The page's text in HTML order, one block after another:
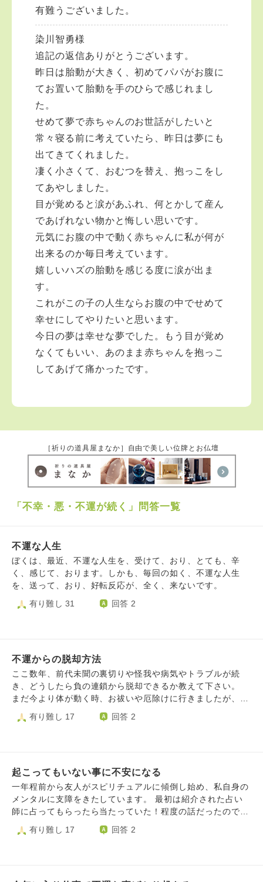
ご了承願います） ※もし少しでも回答がお力になれまし
たら、その感謝のお気持ちを、ご本尊如意輪観世音菩薩
さまへのご志納（布施行）でお願いします。ハスノハ活
動ができるお寺の維持活動に使わせて頂きます。 ゆう
行多気支店（普）221446 名義シュウ．コンゴウザジ
檀信徒・弟子になって一緒に仏教ライフを楽しみません
か？（檀信徒費志納年1万円） 仏教を人生に活かして楽
有難うございました。
染川智勇様
追記の返信ありがとうございます。
昨日は胎動が大きく、初めてパパがお腹に
てお置いて胎動を手のひらで感じれまし
た。
せめて夢で赤ちゃんのお世話がしたいと
常々寝る前に考えていたら、昨日は夢にも
出てきてくれました。
凄く小さくて、おむつを替え、抱っこをし
てあやしました。
目が覚めると涙があふれ、何とかして産ん
であげれない物かと悔しい思いです。
元気にお腹の中で動く赤ちゃんに私が何が
出来るのか毎日考えています。
嬉しいハズの胎動を感じる度に涙が出ま
す。
これがこの子の人生ならお腹の中でせめて
幸せにしてやりたいと思います。
今日の夢は幸せな夢でした。もう目が覚め
なくてもいい、あのまま赤ちゃんを抱っこ
してあげて痛かったです。
［祈りの道具屋まなか］自由で美しい位牌とお仏壇
「不幸・悪・不運が続く」問答一覧
不運な人生
ぼくは、最近、不運な人生を、受けて、おり、とても、辛
く、感じて、おります。しかも、毎回の如く、不運な人生
を、送って、おり、好転反応が、全く、来ないです。
有り難し 31
回答 2
不運からの脱却方法
ここ数年、前代未聞の裏切りや怪我や病気やトラブルが続
き、どうしたら負の連鎖から脱却できるか教えて下さい。
まだ今より体が動く時、お祓いや厄除けに行きましたが、そ
れでも怪我や病気が続き、今は外出困難。仕事も休職し困っ
ています。 本来頼れるはずの家族は絶縁状態。 行政は、高
ければ生活が成り立たない。 引きこもりたくはないです
が、人の手がなければ1人で部屋にいるしかなく、辛い。 誰
かに相談しても、楽しいことしたり考えたらと言われました
が、この状態では難しい。 何も悪いことしてないのに、な
の中にはいるのに、と思うと悔しいです。 仏壇はないです
有り難し 17 回答 2
起こってもいない事に不安になる
一年程前から友人がスピリチュアルに傾倒し始め、私自身の
メンタルに支障をきたしています。 最初は紹介された占い
師に占ってもらったら当たっていた！程度の話だったので近
況として聞いていましたが、ここ一年くらいは“いついつに
災害が起きる“ “去年生まれた子供はその災害からお母さんを
有り難し 17 回答 2